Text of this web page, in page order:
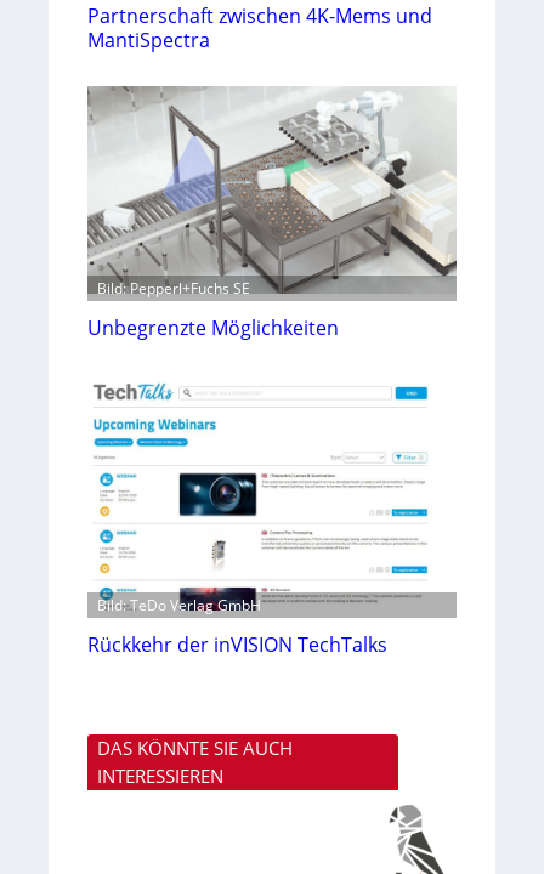
Partnerschaft zwischen 4K-Mems und
MantiSpectra
Bild: Pepperl+Fuchs SE
Unbegrenzte Möglichkeiten
Bild: TeDo Verlag GmbH
Rückkehr der inVISION TechTalks
DAS KÖNNTE SIE AUCH
INTERESSIEREN